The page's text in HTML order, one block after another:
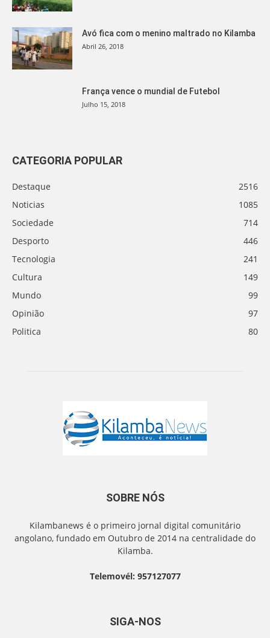
Avó fica com o menino maltrado no Kilamba
Abril 26, 2018
França vence o mundial de Futebol
Julho 15, 2018
CATEGORIA POPULAR
Destaque
2516
Noticias
1085
Sociedade
714
Desporto
446
Tecnologia
241
Cultura
149
Mundo
99
Opinião
97
Politica
80
SOBRE NÓS
Kilambanews é o primeiro jornal digital comunitário
angolano, fundado em Outubro de 2014 na centralidade do
Kilamba.
Telemovél: 957127077
SIGA-NOS